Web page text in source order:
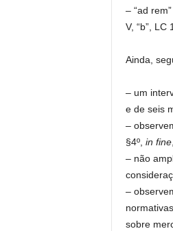
– “ad
V, “b”, LC
Ainda,
– um
e de seis
–
§4º, in fine
– não
–
sobre